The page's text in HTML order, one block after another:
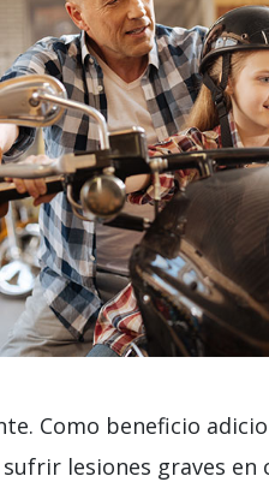
Como beneficio
lesiones graves en